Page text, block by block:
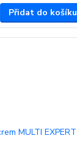
Přidat do košíku